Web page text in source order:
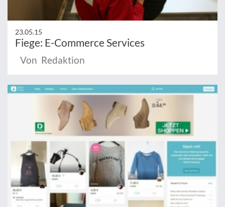
23.05.15
Fiege: E-Commerce Services
Von Redaktion